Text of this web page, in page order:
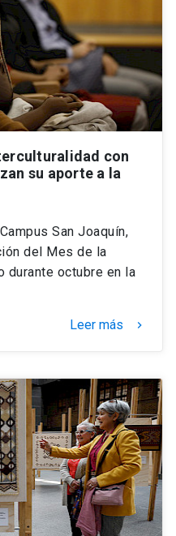
con
su aporte a la
San Joaquín,
del Mes de la
durante octubre en la
Leer más keyboard_arrow_right